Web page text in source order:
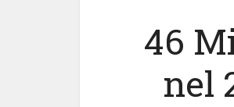
46
nel